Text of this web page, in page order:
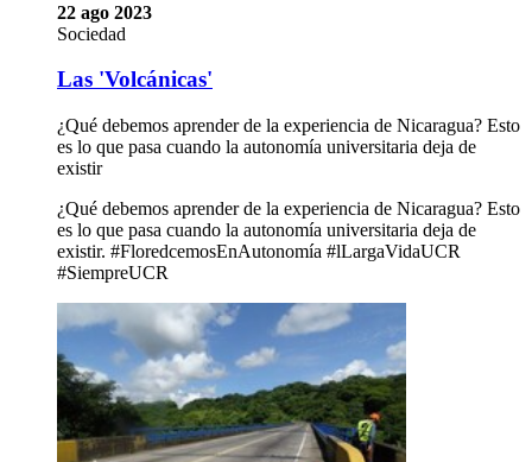
22 ago 2023
Sociedad
Las 'Volcánicas'
¿Qué debemos aprender de la experiencia de Nicaragua? Esto
es lo que pasa cuando la autonomía universitaria deja de
existir
¿Qué debemos aprender de la experiencia de Nicaragua? Esto
es lo que pasa cuando la autonomía universitaria deja de
existir. #FloredcemosEnAutonomía #lLargaVidaUCR
#SiempreUCR